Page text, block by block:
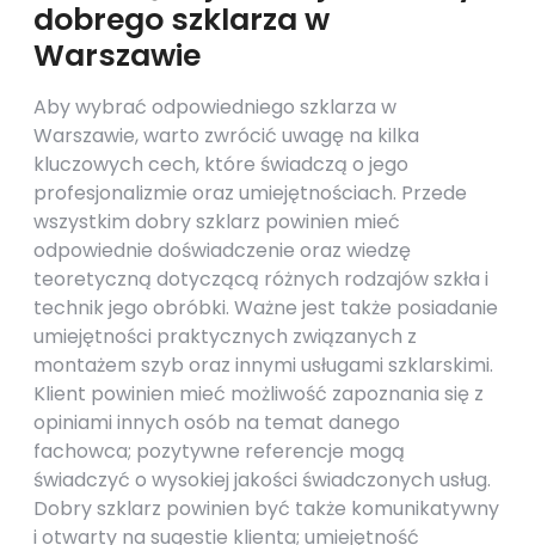
dobrego szklarza w
Warszawie
Aby wybrać odpowiedniego szklarza w
Warszawie, warto zwrócić uwagę na kilka
kluczowych cech, które świadczą o jego
profesjonalizmie oraz umiejętnościach. Przede
wszystkim dobry szklarz powinien mieć
odpowiednie doświadczenie oraz wiedzę
teoretyczną dotyczącą różnych rodzajów szkła i
technik jego obróbki. Ważne jest także posiadanie
umiejętności praktycznych związanych z
montażem szyb oraz innymi usługami szklarskimi.
Klient powinien mieć możliwość zapoznania się z
opiniami innych osób na temat danego
fachowca; pozytywne referencje mogą
świadczyć o wysokiej jakości świadczonych usług.
Dobry szklarz powinien być także komunikatywny
i otwarty na sugestie klienta; umiejętność